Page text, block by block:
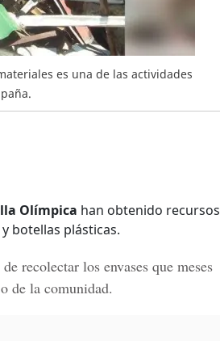
es una de las actividades
Olímpica han obtenido recursos
botellas plásticas.
recolectar los envases que meses
de la comunidad.